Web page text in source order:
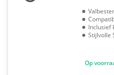
Inclusief
Stijlvolle
Op